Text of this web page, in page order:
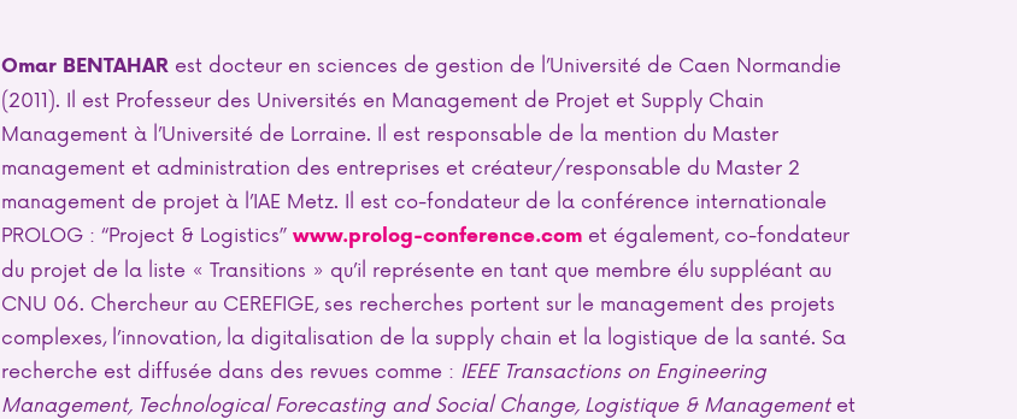
Omar BENTAHAR est docteur en sciences de gestion de l’Université de Caen Normandie
(2011). Il est Professeur des Universités en Management de Projet et Supply Chain
Management à l’Université de Lorraine. Il est responsable de la mention du Master
management et administration des entreprises et créateur/responsable du Master 2
management de projet à l’IAE Metz. Il est co-fondateur de la conférence internationale
PROLOG : “Project & Logistics”www.prolog-conference.com et également, co-fondateur
du projet de la liste « Transitions » qu’il représente en tant que membre élu suppléant au
CNU 06. Chercheur au CEREFIGE, ses recherches portent sur le management des projets
complexes, l’innovation, la digitalisation de la supply chain et la logistique de la santé. Sa
recherche est diffusée dans des revues comme : IEEE Transactions on Engineering
Management, Technological Forecasting and Social Change, Logistique & Managementet